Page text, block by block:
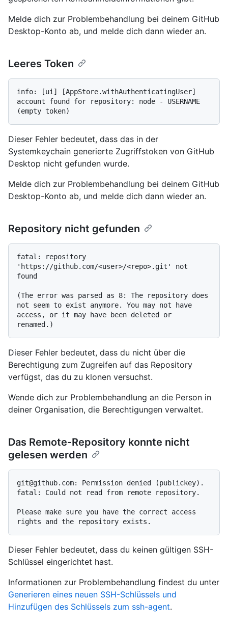
Melde dich zur Problembehandlung bei deinem GitHub
Desktop-Konto ab, und melde dich dann wieder an.
Leeres Token
info: [ui] [AppStore.withAuthenticatingUser]
account found for repository: node - USERNAME
Dieser Fehler bedeutet, dass das in der
Systemkeychain generierte Zugriffstoken von GitHub
Desktop nicht gefunden wurde.
Melde dich zur Problembehandlung bei deinem GitHub
Desktop-Konto ab, und melde dich dann wieder an.
Repository nicht gefunden
fatal: repository
'https://github.com/<user>/<repo>.git' not
found
(The error was parsed as 8: The repository does
not seem to exist anymore. You may not have
access, or it may have been deleted or
Dieser Fehler bedeutet, dass du nicht über die
Berechtigung zum Zugreifen auf das Repository
verfügst, das du zu klonen versuchst.
Wende dich zur Problembehandlung an die Person in
deiner Organisation, die Berechtigungen verwaltet.
Das Remote-Repository konnte nicht
gelesen werden
git@github.com: Permission denied (publickey).
fatal: Could not read from remote repository.
Please make sure you have the correct access
Dieser Fehler bedeutet, dass du keinen gültigen SSH-
Schlüssel eingerichtet hast.
Informationen zur Problembehandlung findest du unter
Generieren eines neuen SSH-Schlüssels und
Hinzufügen des Schlüssels zum ssh-agent.